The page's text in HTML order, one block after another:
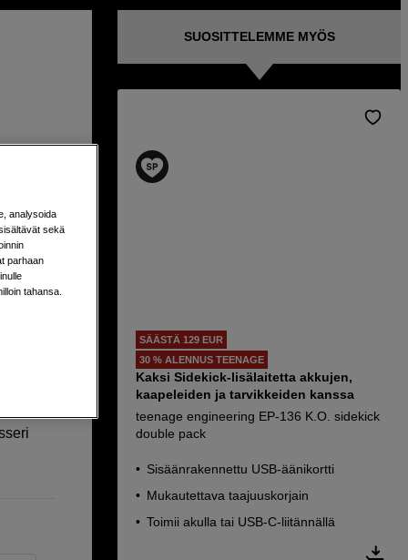
SUOSITTELEMME MYÖS
SÄÄSTÄ 129 EUR
30 % ALENNUS TEENAGE
Kaksi Sidekick-lisälaitetta akkujen,
kaapeleiden ja tarvikkeiden kanssa
teenage engineering EP-136 K.O. sidekick
double pack
Sisäänrakennettu USB-äänikortti
Mukautettava taajuuskorjain
Toimii akulla tai USB-C-liitännällä
analysoida
sekä
parhaan
tahansa.